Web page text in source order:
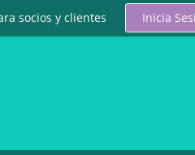
socios y clientes Inicia